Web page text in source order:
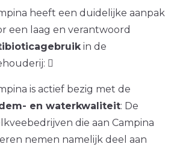
heeft een duidelijke aanpak
een laag en verantwoord
in de
is actief bezig met de
en waterkwaliteit: De
die aan Campina
nemen namelijk deel aan